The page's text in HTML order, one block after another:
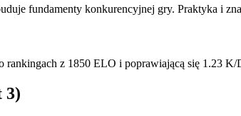
fundamenty konkurencyjnej gry. Praktyka i
rankingach z 1850 ELO i poprawiającą się 1.23
3)